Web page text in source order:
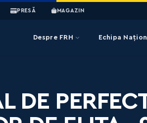
PRESĂ MAGAZIN
Despre FRH Echipa
DE